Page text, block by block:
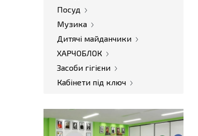
Посуд
Музика
Дитячі майданчики
ХАРЧОБЛОК
Засоби гігієни
Кабінети під ключ